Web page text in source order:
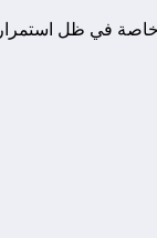
خاصة في ظل